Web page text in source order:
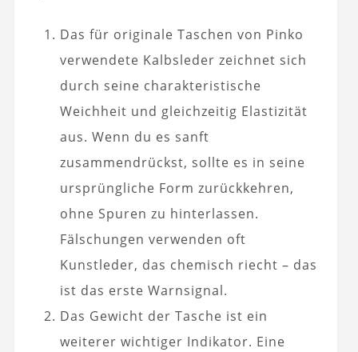
Das für originale Taschen von Pinko
verwendete Kalbsleder zeichnet sich
durch seine charakteristische
Weichheit und gleichzeitig Elastizität
aus. Wenn du es sanft
zusammendrückst, sollte es in seine
ursprüngliche Form zurückkehren,
ohne Spuren zu hinterlassen.
Fälschungen verwenden oft
Kunstleder, das chemisch riecht – das
ist das erste Warnsignal.
Das Gewicht der Tasche ist ein
weiterer wichtiger Indikator. Eine